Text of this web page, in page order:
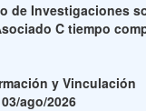
de Investigaciones
C tiempo
y Vinculación
03/ago/2026